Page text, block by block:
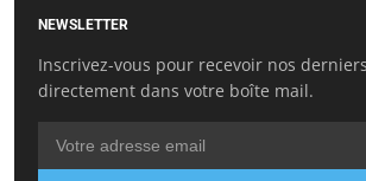
NEWSLETTER
Inscrivez-vous pour recevoir nos
directement dans votre boîte mail.